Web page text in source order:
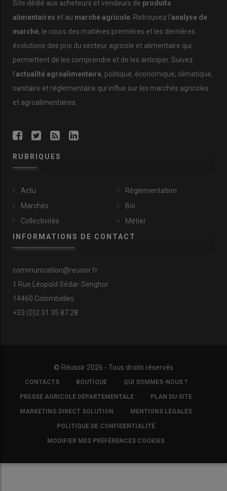
Site dédié aux acheteurs et vendeurs de produits
alimentaires et au marché agricole. Retrouvez l'analyse de
marché, le cours des matières premières et les dernières
évolutions des prix du secteur agricole et alimentaire qui
permettent de les comprendre et de les anticiper. Suivez
l'actualité agroalimentaire, politique, économique, climatique,
sanitaire et réglementaire qui influe sur les marchés agricoles
et agroalimentaires.
RUBRIQUES
Actu
Marchés
Collectivités
Réglementation
Bio
Métier
INFORMATIONS DE CONTACT
communication@reussir.fr
1 Rue Léopold Sédar-Senghor
14460 Colombelles
+33 (0)2 31 35 87 28
© Réussir 2026 - Tous droits réservés
FOOTER
COPYRIGHT
CONTACTS BOUTIQUE QUI SOMMES-NOUS ?
PRESSE AGRICOLE DÉPARTEMENTALE PLAN DU SITE
MARKETING DIRECT SOLUTION MENTIONS LÉGALES
POLITIQUE DE CONFIDENTIALITÉ
MODIFIER MES PRÉFÉRENCES COOKIES